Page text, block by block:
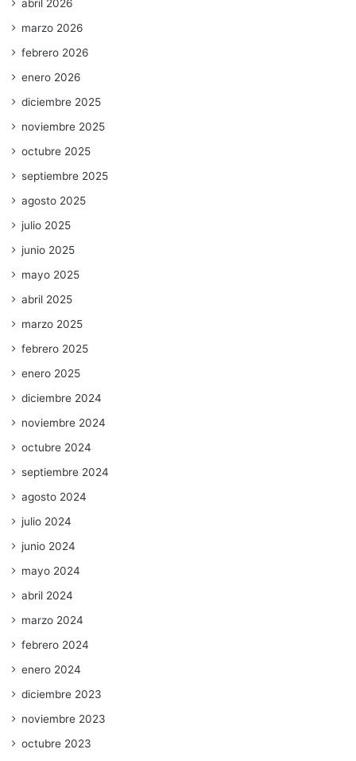
abril 2026
marzo 2026
febrero 2026
enero 2026
diciembre 2025
noviembre 2025
octubre 2025
septiembre 2025
agosto 2025
julio 2025
junio 2025
mayo 2025
abril 2025
marzo 2025
febrero 2025
enero 2025
diciembre 2024
noviembre 2024
octubre 2024
septiembre 2024
agosto 2024
julio 2024
junio 2024
mayo 2024
abril 2024
marzo 2024
febrero 2024
enero 2024
diciembre 2023
noviembre 2023
octubre 2023